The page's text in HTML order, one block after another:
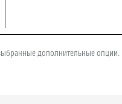
дополнительные опции.